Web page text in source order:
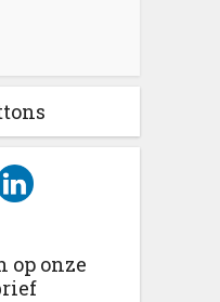
op onze